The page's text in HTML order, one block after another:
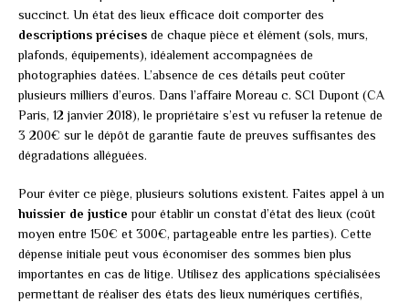
succinct. Un état des lieux efficace doit comporter des
descriptions précises de chaque pièce et élément (sols, murs,
plafonds, équipements), idéalement accompagnées de
photographies datées. L’absence de ces détails peut coûter
plusieurs milliers d’euros. Dans l’affaire Moreau c. SCI Dupont (CA
Paris, 12 janvier 2018), le propriétaire s’est vu refuser la retenue de
3 200€ sur le dépôt de garantie faute de preuves suffisantes des
dégradations alléguées.
Pour éviter ce piège, plusieurs solutions existent. Faites appel à un
huissier de justice pour établir un constat d’état des lieux (coût
moyen entre 150€ et 300€, partageable entre les parties). Cette
dépense initiale peut vous économiser des sommes bien plus
importantes en cas de litige. Utilisez des applications spécialisées
permettant de réaliser des états des lieux numériques certifiés,